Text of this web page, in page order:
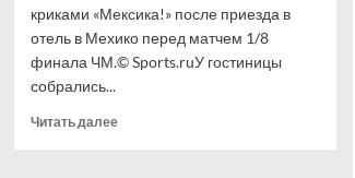
криками «Мексика!» после приезда в
отель в Мехико перед матчем 1/8
финала ЧМ.© Sports.ruУ гостиницы
собрались...
Читать далееПрочитать